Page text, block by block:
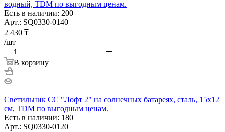
водный, TDM по выгодным ценам.
Есть в наличии: 200
Арт.: SQ0330-0140
2 430 ₸
/шт
В корзину
Светильник СС "Лофт 2" на солнечных батареях, сталь, 15х12
cм, TDM по выгодным ценам.
Есть в наличии: 180
Арт.: SQ0330-0120